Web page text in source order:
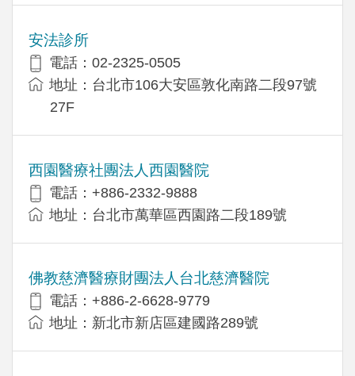
安法診所
電話：02-2325-0505
地址：台北市106大安區敦化南路二段97號
27F
西園醫療社團法人西園醫院
電話：+886-2332-9888
地址：台北市萬華區西園路二段189號
佛教慈濟醫療財團法人台北慈濟醫院
電話：+886-2-6628-9779
地址：新北市新店區建國路289號